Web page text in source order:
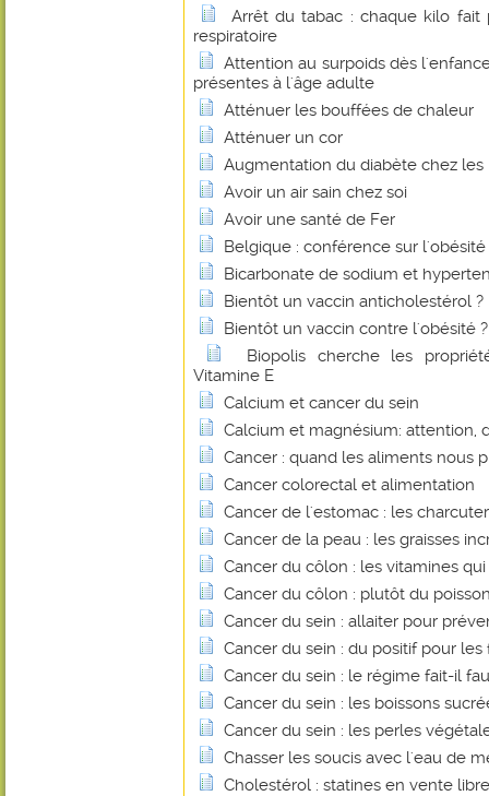
Arrêt du tabac : chaque kilo
respiratoire
Attention au surpoids dès
présentes à l'âge adulte
Atténuer les bouffées de chaleur
Atténuer un cor
Augmentation du diabète chez les
Avoir un air sain chez soi
Avoir une santé de Fer
Belgique : conférence sur l'obésité
Bicarbonate de sodium et
Bientôt un vaccin anticholestérol ?
Bientôt un vaccin contre l'obésité ?
Biopolis cherche les
Vitamine E
Calcium et cancer du sein
Calcium et magnésium: attention,
Cancer : quand les aliments nous
Cancer colorectal et alimentation
Cancer de l'estomac : les
Cancer de la peau : les graisses
Cancer du côlon : les vitamines
Cancer du côlon : plutôt du
Cancer du sein : allaiter pour
Cancer du sein : du positif pour
Cancer du sein : le régime fait-il
Cancer du sein : les boissons
Cancer du sein : les perles
Chasser les soucis avec l'eau de
Cholestérol : statines en vente